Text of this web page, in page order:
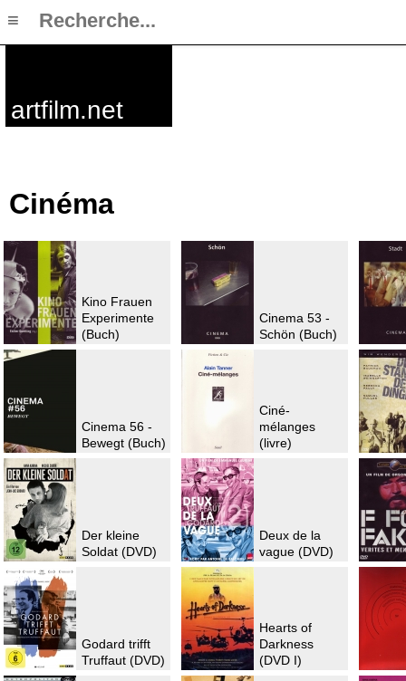
artfilm.net
Cinéma
Kino Frauen
Experimente
(Buch)
Cinema 53 -
Schön (Buch)
Cinema 56 -
Bewegt (Buch)
Ciné-
mélanges
(livre)
Der kleine
Soldat (DVD)
Deux de la
vague (DVD)
Godard trifft
Truffaut (DVD)
Hearts of
Darkness
(DVD I)
≡